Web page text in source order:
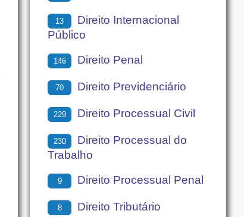
13
Direito Internacional
Público
146 Direito Penal
70 Direito Previdenciário
229 Direito Processual Civil
230
Direito Processual do
Trabalho
9 Direito Processual Penal
8 Direito Tributário